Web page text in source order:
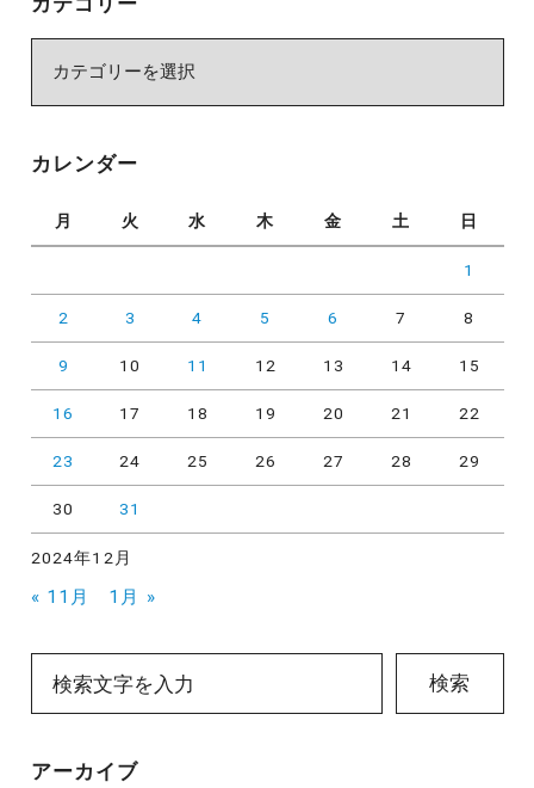
ー
カレンダー
2024年12月
月 火 水 木 金 土 日
1
2 3 4 5 6 7 8
9 10 11 12 13 14 15
16 17 18 19 20 21 22
23 24 25 26 27 28 29
30 31
« 11月 1月 »
検索
アーカイブ